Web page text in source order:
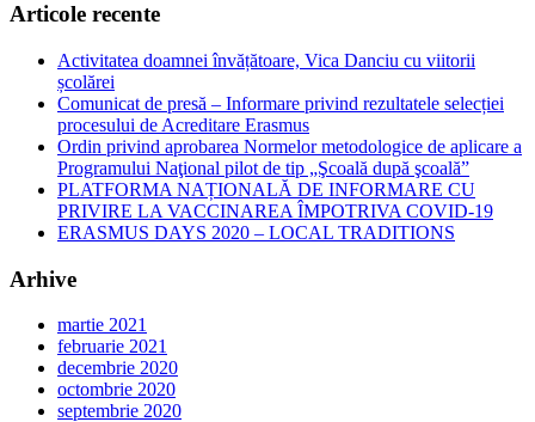
Articole recente
Activitatea doamnei învățătoare, Vica Danciu cu viitorii
școlărei
Comunicat de presă – Informare privind rezultatele selecției
procesului de Acreditare Erasmus
Ordin privind aprobarea Normelor metodologice de aplicare a
Programului Naţional pilot de tip „Şcoală după şcoală”
PLATFORMA NAȚIONALĂ DE INFORMARE CU
PRIVIRE LA VACCINAREA ÎMPOTRIVA COVID-19
ERASMUS DAYS 2020 – LOCAL TRADITIONS
Arhive
martie 2021
februarie 2021
decembrie 2020
octombrie 2020
septembrie 2020